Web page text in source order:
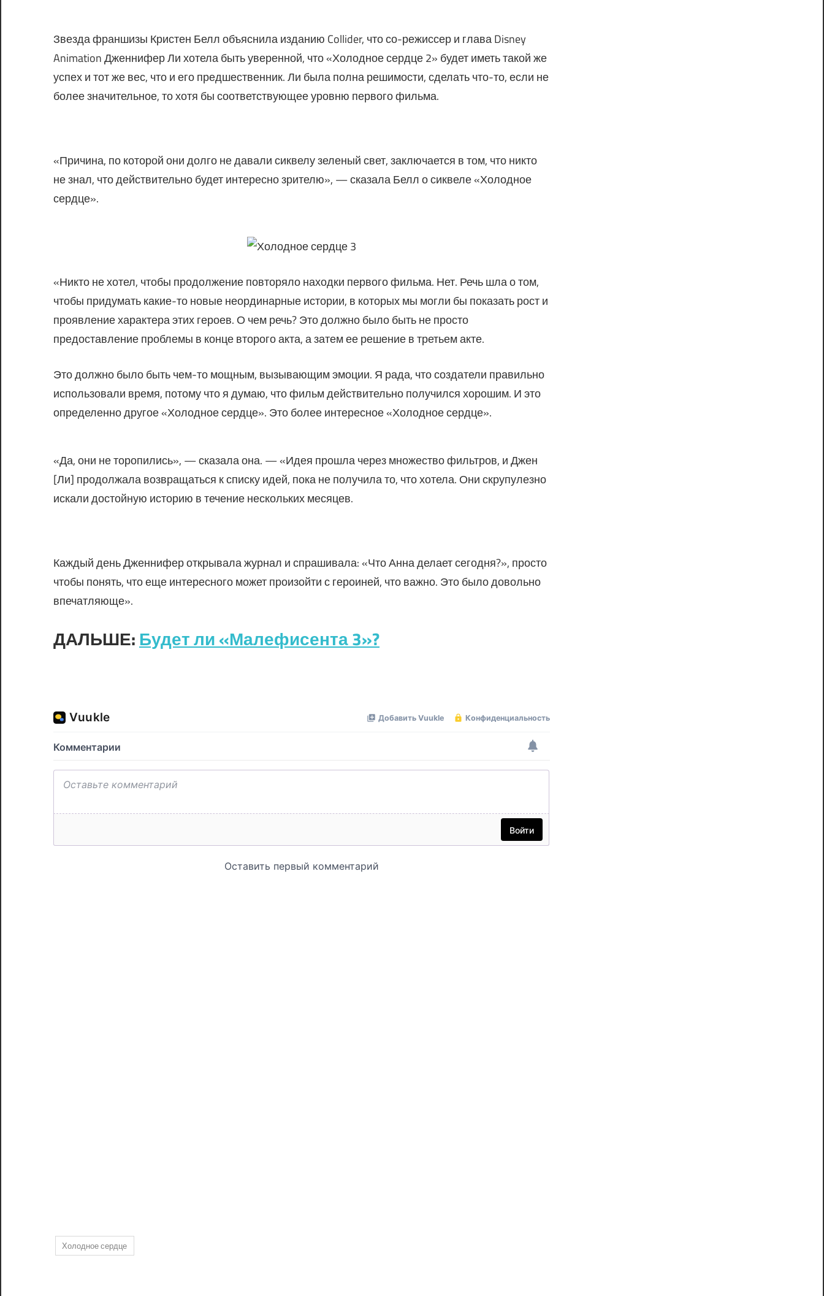
Звезда франшизы Кристен Белл объяснила изданию Collider, что со-режиссер и глава Disney
Animation Дженнифер Ли хотела быть уверенной, что «Холодное сердце 2» будет иметь такой же
успех и тот же вес, что и его предшественник. Ли была полна решимости, сделать что-то, если не
более значительное, то хотя бы соответствующее уровню первого фильма.
«Причина, по которой они долго не давали сиквелу зеленый свет, заключается в том, что никто
не знал, что действительно будет интересно зрителю», — сказала Белл о сиквеле «Холодное
сердце».
«Никто не хотел, чтобы продолжение повторяло находки первого фильма. Нет. Речь шла о том,
чтобы придумать какие-то новые неординарные истории, в которых мы могли бы показать рост и
проявление характера этих героев. О чем речь? Это должно было быть не просто
предоставление проблемы в конце второго акта, а затем ее решение в третьем акте.
Это должно было быть чем-то мощным, вызывающим эмоции. Я рада, что создатели правильно
использовали время, потому что я думаю, что фильм действительно получился хорошим. И это
определенно другое «Холодное сердце». Это более интересное «Холодное сердце».
«Да, они не торопились», — сказала она. — «Идея прошла через множество фильтров, и Джен
[Ли] продолжала возвращаться к списку идей, пока не получила то, что хотела. Они скрупулезно
искали достойную историю в течение нескольких месяцев.
Каждый день Дженнифер открывала журнал и спрашивала: «Что Анна делает сегодня?», просто
чтобы понять, что еще интересного может произойти с героиней, что важно. Это было довольно
впечатляюще».
ДАЛЬШЕ:Будет ли «Малефисента 3»?
Холодное сердце